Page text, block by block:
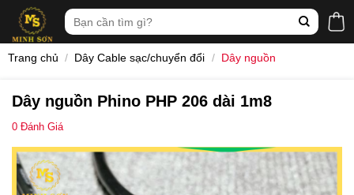
content
Tìm
kiếm:
Trang chủ / Dây Cable sạc/chuyển đổi / Dây nguồn
Dây nguồn Phino PHP 206 dài 1m8
0 Đánh Giá